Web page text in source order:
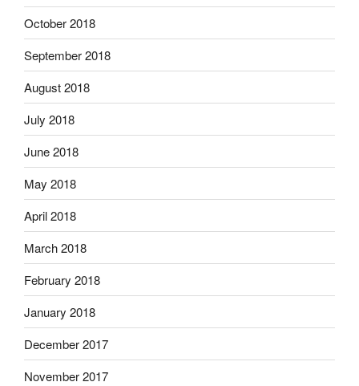
October 2018
September 2018
August 2018
July 2018
June 2018
May 2018
April 2018
March 2018
February 2018
January 2018
December 2017
November 2017